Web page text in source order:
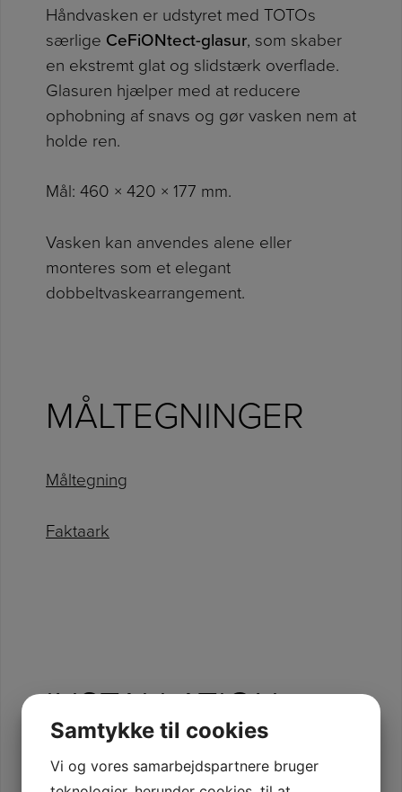
Håndvasken er udstyret med TOTOs
særlige CeFiONtect-glasur, som skaber
en ekstremt glat og slidstærk overflade.
Glasuren hjælper med at reducere
ophobning af snavs og gør vasken nem at
holde ren.
Mål: 460 × 420 × 177 mm.
Vasken kan anvendes alene eller
monteres som et elegant
dobbeltvaskearrangement.
MÅLTEGNINGER
Måltegning
Faktaark
INSTALLATION
Montagevejledning
Samtykke til cookies
Vi og vores samarbejdspartnere bruger